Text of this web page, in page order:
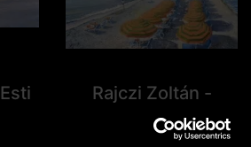
Rajczi Zoltán -
Monterosso (60x80
cm)